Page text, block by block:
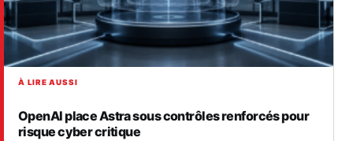
À LIRE AUSSI
OpenAI place Astra sous contrôles renforcés pour
risque cyber critique